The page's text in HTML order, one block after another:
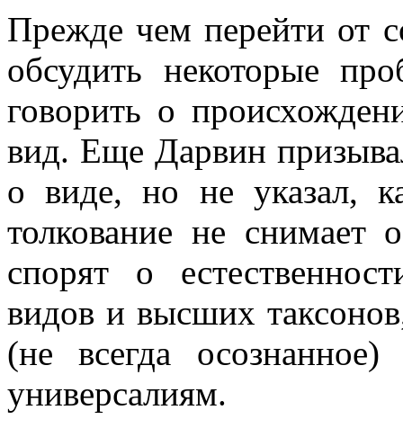
Прежде чем перейти от
обсудить некоторые
говорить о
вид. Еще Дарвин
о виде, но не указал,
толкование не снимает
спорят о
видов и высших
(не всегда
универсалиям.